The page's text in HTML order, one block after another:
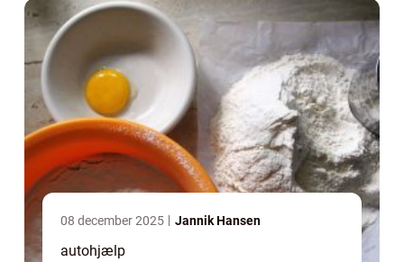
08 december 2025 Jannik Hansen
autohjælp